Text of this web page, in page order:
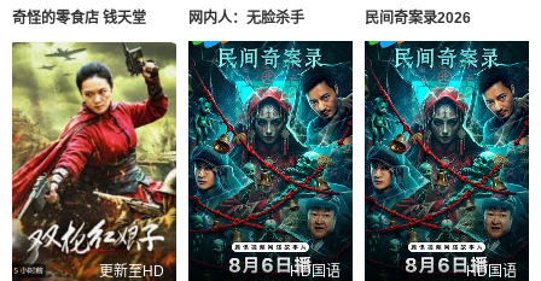
奇怪的零食店 钱天堂 网内人：无脸杀手 民间奇案录2026
更新至HD HD国语 HD国语